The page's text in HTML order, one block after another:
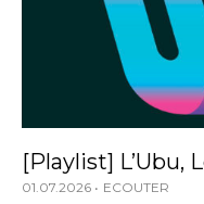
[Playlist] L’Ubu,
01.07.2026 ECOUTER